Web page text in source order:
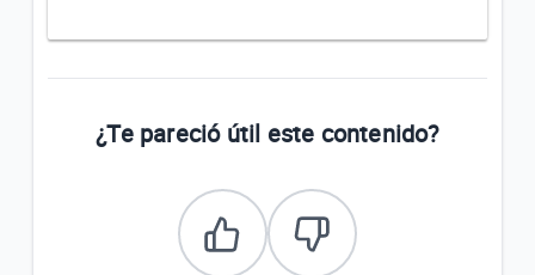
¿Te pareció útil este contenido?